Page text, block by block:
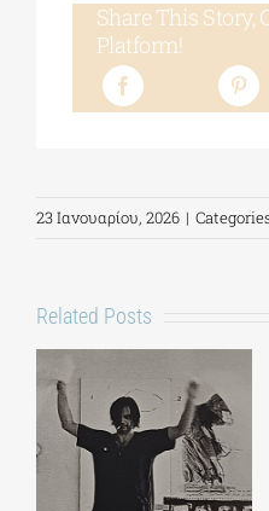
Share This Story,
Platform!
23 Ιανουαρίου, 2026 |
Related Posts